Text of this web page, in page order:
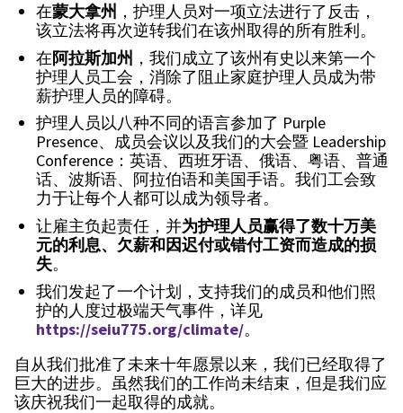
在蒙大拿州 ，护理人员对一项立法进行了反击，
该立法将再次逆转我们在该州取得的所有胜利。
在阿拉斯加州 ，我们成立了该州有史以来第一个
护理人员工会，消除了阻止家庭护理人员成为带
薪护理人员的障碍。
护理人员以八种不同的语言参加了 Purple
Presence、成员会议以及我们的大会暨 Leadership
Conference：英语、西班牙语、俄语、粤语、普通
话、波斯语、阿拉伯语和美国手语。我们工会致
力于让每个人都可以成为领导者。
让雇主负起责任，并为护理人员赢得了数十万美
元的利息、欠薪和因迟付或错付工资而造成的损
失。
我们发起了一个计划，支持我们的成员和他们照
护的人度过极端天气事件，详见
https://seiu775.org/climate/。
自从我们批准了未来十年愿景以来，我们已经取得了
巨大的进步。虽然我们的工作尚未结束，但是我们应
该庆祝我们一起取得的成就。